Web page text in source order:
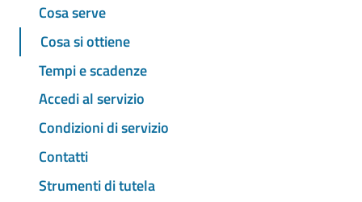
Cosa serve
Cosa si ottiene
Tempi e scadenze
Accedi al servizio
Condizioni di servizio
Contatti
Strumenti di tutela